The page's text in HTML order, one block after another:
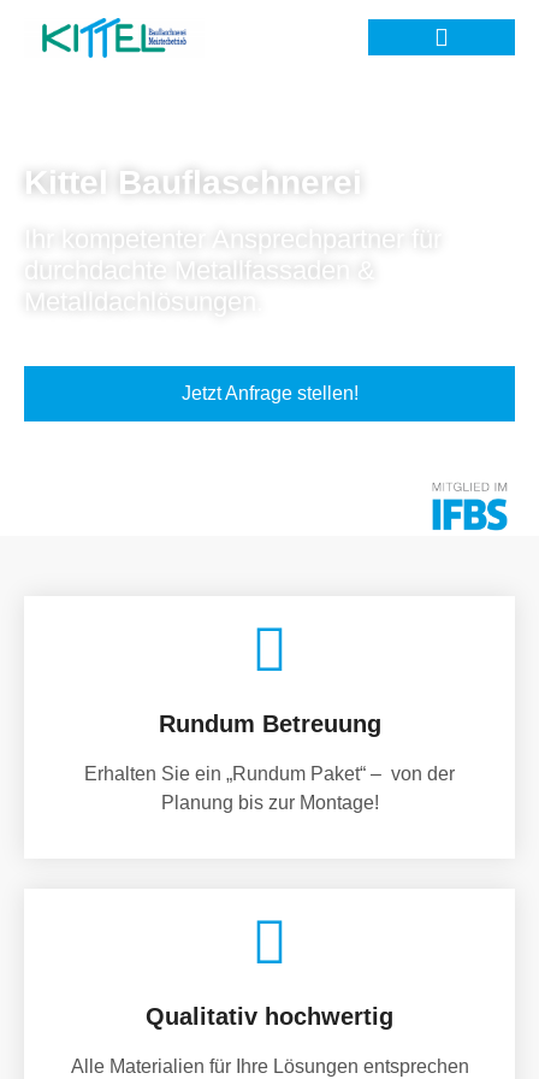
Kittel Bauflaschnerei
Ihr kompetenter Ansprechpartner für
durchdachte Metallfassaden &
Metalldachlösungen.
Jetzt Anfrage stellen!
Rundum Betreuung
Erhalten Sie ein „Rundum Paket“ – von der
Planung bis zur Montage!
Qualitativ hochwertig
Alle Materialien für Ihre Lösungen entsprechen